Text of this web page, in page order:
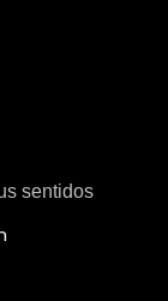
sentidos